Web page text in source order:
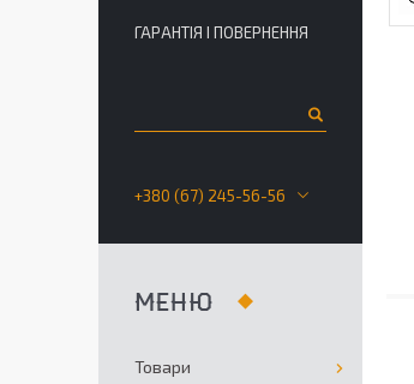
ГАРАНТІЯ І ПОВЕРНЕННЯ
+380 (67) 245-56-56
Товари